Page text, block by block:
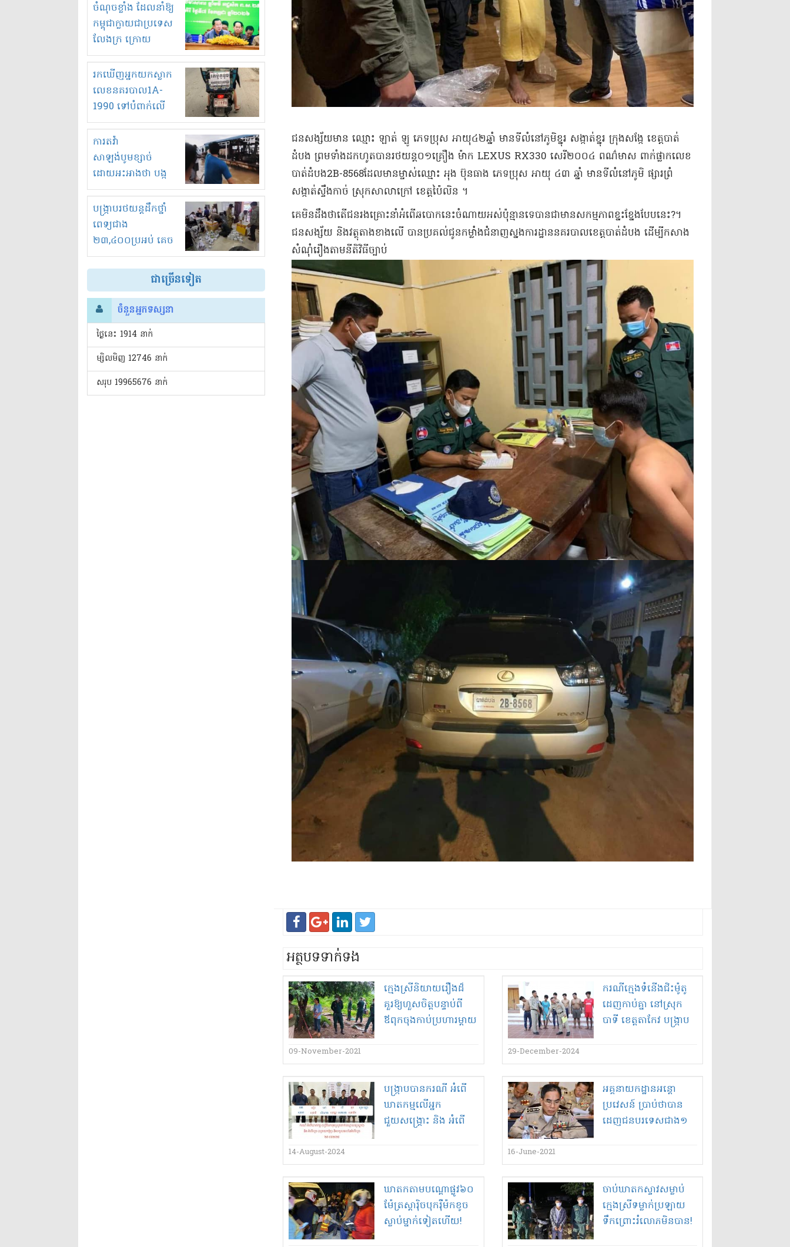
ចំណុចខ្លាំង ដែលនាំឱ្យ
កម្ពុជាក្លាយជាប្រទេស
លែងក្រ ក្រោយ
ឆ្នាំ២០៣០
រកឃើញអ្នកយកស្លាក
លេខនគរបាល1A-
1990 ទៅបំពាក់លើ
ម៉ូតូរបស់ខ្លួន ដាកផ្លាក
រត់ឌុបហើយ
ការតវ៉ា
សាឡង់បូមខ្សាច់
ដោយអះអាងថា បង្ក
បាក់ច្រាំងទន្លេ និង
រំខានទាំងយប់ទាំងថ្ងៃ
បង្ក្រាបរថយន្តដឹកថ្នាំ
ពេទ្យជាង
២៣,៤០០ប្រអប់ គេច
ពន្ធនិងអត់ច្បាប់នាំ
ចូល!?
ជាច្រើនទៀត
ចំនួនអ្នកទស្សនា
ថ្ងៃនេះ​ 1914 នាក់
ម្សិលមិញ 12746 នាក់
សរុប 19965676 នាក់
​ជនសង្ស័យ​មាន ឈ្មោះ ឡា​ត់ ឡូ ភេទ​ប្រុស អាយុ​៤២​ឆ្នាំ មាន​ទីលំនៅ​ភូមិ​ខ្នុរ សង្កាត់​ខ្នុរ ក្រុង​សង្កែ ខេត្តបាត់
ដំបង ព្រមទាំង​ដកហូត​បាន​រថយន្ត​០១​គ្រឿង ម៉ាក LEXUS RX330 សេរី​២០០៤ ពណ៌​មាស ពាក់​ផ្លាកលេខ​
បាត់ដំបង​2B-8568ដែលមានម្ចាស់ឈ្មោះ អុង ប៊ុនធាង ភេទប្រុស អា​យុ ៤៣ ឆ្នាំ មានទីលំនៅភូមិ ផ្សារព្រំ
សង្កាត់ស្ទឹងកាច់ ស្រុកសាលាក្រៅ ខេត្តប៉ៃលិន ​។​
គេមិនដឹងថាតើជនរងគ្រោះនាំអំពើឆបោកនេះចំណាយអស់ប៉ុន្មានទេបានជាមានសកម្មភាពខ្នះខ្នែងបែបនេះ?។​
ជនសង្ស័យ និង​វត្ថុតាង​ខាងលើ បាន​ប្រគល់ជូន​កម្លាំង​ជំនាញ​ស្នងការដ្ឋាន​នគរបាល​ខេត្តបាត់ដំបង ដើម្បី​កសាង​
សំណុំរឿង​តាម​នីតិវិធី​ច្បាប់​
អត្ថបទទាក់ទង
ក្មេងស្រី​និយាយ​រឿង​ដ៏​
គួរឱ្យ​ហួសចិត្ត​បន្ទាប់ពី​
ឪពុកចុង​កាប់​ប្រហារ​ម្តាយ​
09-November-2021
ករណី​ក្មេង​ទំនើង​ជិះ​ម៉ូតូ​
ដេញ​កាប់​គ្នា នៅ​ស្រុក​
បាទី ខេត្តតាកែវ បង្ក្រាប
29-December-2024
បង្ក្រាបបាន​ករណី អំពើ​
ឃាតកម្ម​លើ​អ្នក​
ជួយសង្គ្រោះ និង អំពើ​
14-August-2024
អគ្គនាយកដ្ឋាន​អន្តោ
ប្រវេសន៍ ប្រាប់ថា​បាន​
ដេញ​ជនបរទេស​ជាង​១​
16-June-2021
ឃាតក​តាម​ប​ណ្តោ​ផ្លូវ​៦០​
ម៉ែត្រ​ស្តា​រ៉ិ​ច​បុក​រ៉ឺម៉ក​ខូច​
ស្លាប់​ម្នាក់​ទៀតហើយ!
ចាប់​ឃាត​កស្ទាវ​សម្លាប់​
ក្មេងស្រី​ទម្លាក់​ប្រឡាយ
ទឹក​ព្រោះ​រំលោភ​មិនបាន​!